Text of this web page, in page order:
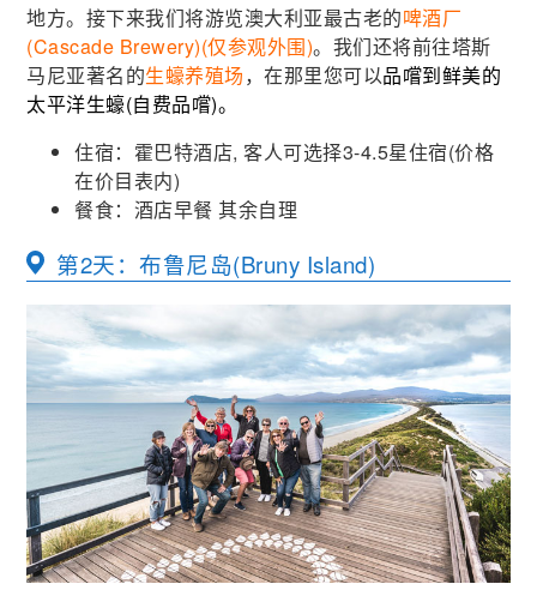
地方。接下来我们将游览澳大利亚最古老的啤酒厂
(Cascade Brewery)(仅参观外围)。我们还将前往塔斯
马尼亚著名的生蠔养殖场，在那里您可以品嚐到鲜美的
太平洋生蠔(自费品嚐)。
住宿：霍巴特酒店, 客人可选择3-4.5星住宿(价格
在价目表内)
餐食：酒店早餐 其余自理
第2天：布鲁尼岛(Bruny Island)